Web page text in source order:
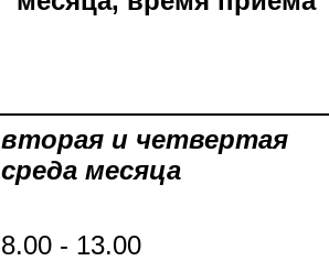
вторая и четвертая
среда месяца
8.00 - 13.00